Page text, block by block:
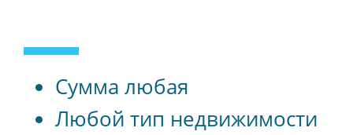
Сумма любая
Любой тип недвижимости